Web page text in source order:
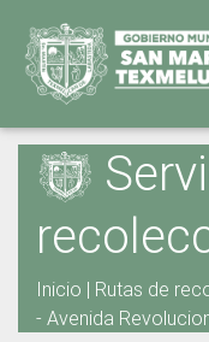
Inicio | Rutas de
- Avenida